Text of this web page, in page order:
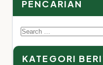
PENCARIAN
Search
for:
KATEGORI